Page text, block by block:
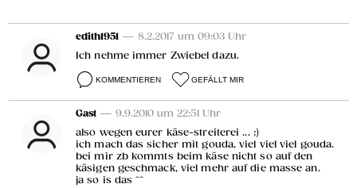
edith1951 — 8.2.2017 um 09:03 Uhr
Ich nehme immer Zwiebel dazu.
KOMMENTIEREN GEFÄLLT MIR
Gast — 9.9.2010 um 22:51 Uhr
also wegen eurer käse-streiterei ... :)
ich mach das sicher mit gouda, viel viel viel gouda.
bei mir zb kommts beim käse nicht so auf den
käsigen geschmack, viel mehr auf die masse an.
ja so is das ^^